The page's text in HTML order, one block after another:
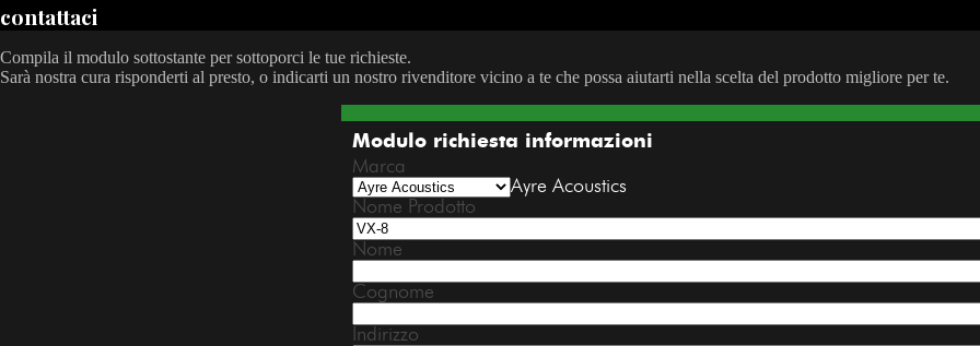
contattaci
Compila il modulo sottostante per sottoporci le tue richieste.
Sarà nostra cura risponderti al presto, o indicarti un nostro rivenditore vicino a te che possa aiutarti nella scelta del prodotto migliore per te.
Modulo richiesta informazioni
Marca
Ayre Acoustics
Nome Prodotto
Nome
Cognome
Indirizzo